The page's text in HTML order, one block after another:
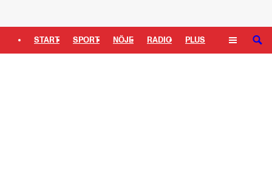
START SPORT NÖJE RADIO PLUS SÖK